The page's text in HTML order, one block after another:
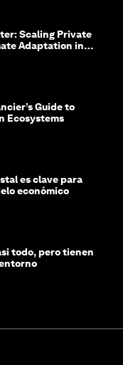
Scaling Private
Adaptation in
Guide to
Ecosystems
es clave para
económico
todo, pero tienen